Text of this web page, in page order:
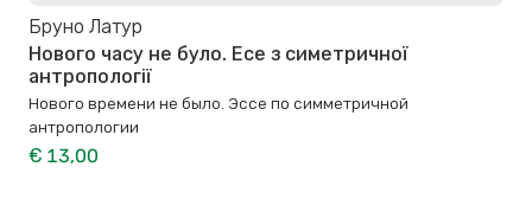
Бруно Латур
Нового часу не було. Есе з симетричної
антропології
Нового времени не было. Эссе по симметричной
антропологии
€ 13,00